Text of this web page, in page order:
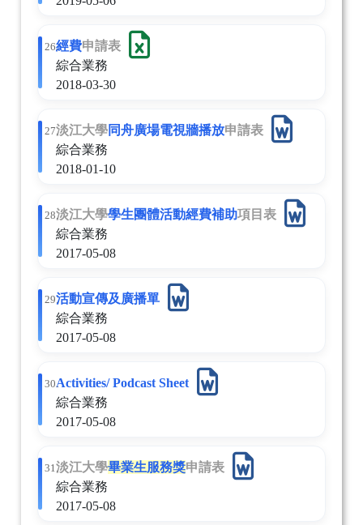
26.經費申請表
綜合業務
2018-03-30
27.淡江大學同舟廣場電視牆播放申請表
綜合業務
2018-01-10
28.淡江大學學生團體活動經費補助項目表
綜合業務
2017-05-08
29.活動宣傳及廣播單
綜合業務
2017-05-08
30.Activities/ Podcast Sheet
綜合業務
2017-05-08
31.淡江大學畢業生服務獎申請表
綜合業務
2017-05-08